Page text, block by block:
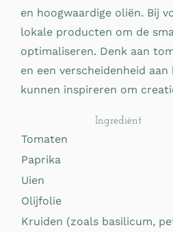
en hoogwaardige oliën. Bij
lokale producten om de
optimaliseren. Denk aan
en een verscheidenheid
kunnen inspireren om
Ingrediënt
Tomaten
Paprika
Uien
Olijfolie
Kruiden (zoals basilicum,